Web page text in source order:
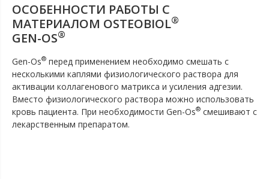
ОСОБЕННОСТИ РАБОТЫ С
МАТЕРИАЛОМ OSTEOBIOL®
GEN-OS®
Gen-Os® перед применением необходимо смешать с
несколькими каплями физиологического раствора для
активации коллагенового матрикса и усиления адгезии.
Вместо физиологического раствора можно использовать
кровь пациента. При необходимости Gen-Os® смешивают с
лекарственным препаратом.